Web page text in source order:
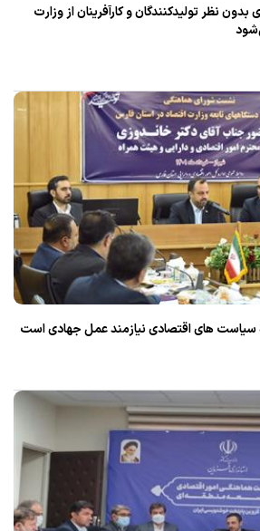
نظر تولیدكنندگان و كارآفرینان از وزارت
سیاست های اقتصادی نیازمند عمل جهادی است